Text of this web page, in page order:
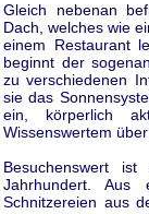
Gleich nebenan
Dach, welches wie
einem Restaurant
beginnt der
zu verschiedenen
sie das
ein, körperlich
Wissenswertem
Besuchenswert
Jahrhundert.
Schnitzereien aus